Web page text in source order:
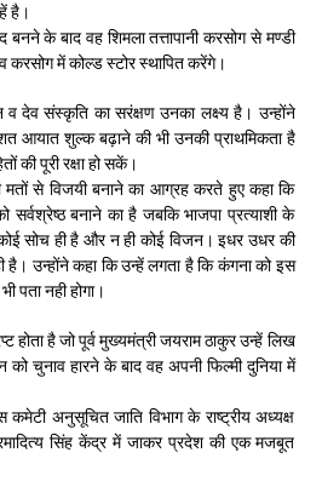
है।
बनने के बाद वह शिमला तत्तापानी करसोग से मण्डी
करसोग में कोल्ड स्टोर स्थापित करेंगे।
व देव संस्कृति का सरंक्षण उनका लक्ष्य है। उन्होंने
आयात शुल्क बढ़ाने की भी उनकी प्राथमिकता है
की पूरी रक्षा हो सकें।
मतों से विजयी बनाने का आग्रह करते हुए कहा कि
बनाने का है जबकि भाजपा प्रत्याशी के
सोच ही है और न ही कोई विजन। इधर उधर की
है। उन्होंने कहा कि उन्हें लगता है कि कंगना को इस
पता नही होगा।
होता है जो पूर्व मुख्यमंत्री जयराम ठाकुर उन्हें लिख
चुनाव हारने के बाद वह अपनी फिल्मी दुनिया में
अनुसूचित जाति विभाग के राष्ट्रीय अध्यक्ष
सिंह केंद्र में जाकर प्रदेश की एक मजबूत